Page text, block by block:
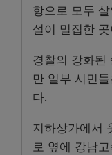
항으로 모두
설이 밀집한 곳
경찰의 강화된
만 일부 시민
다.
지하상가에서
로 옆에 강남